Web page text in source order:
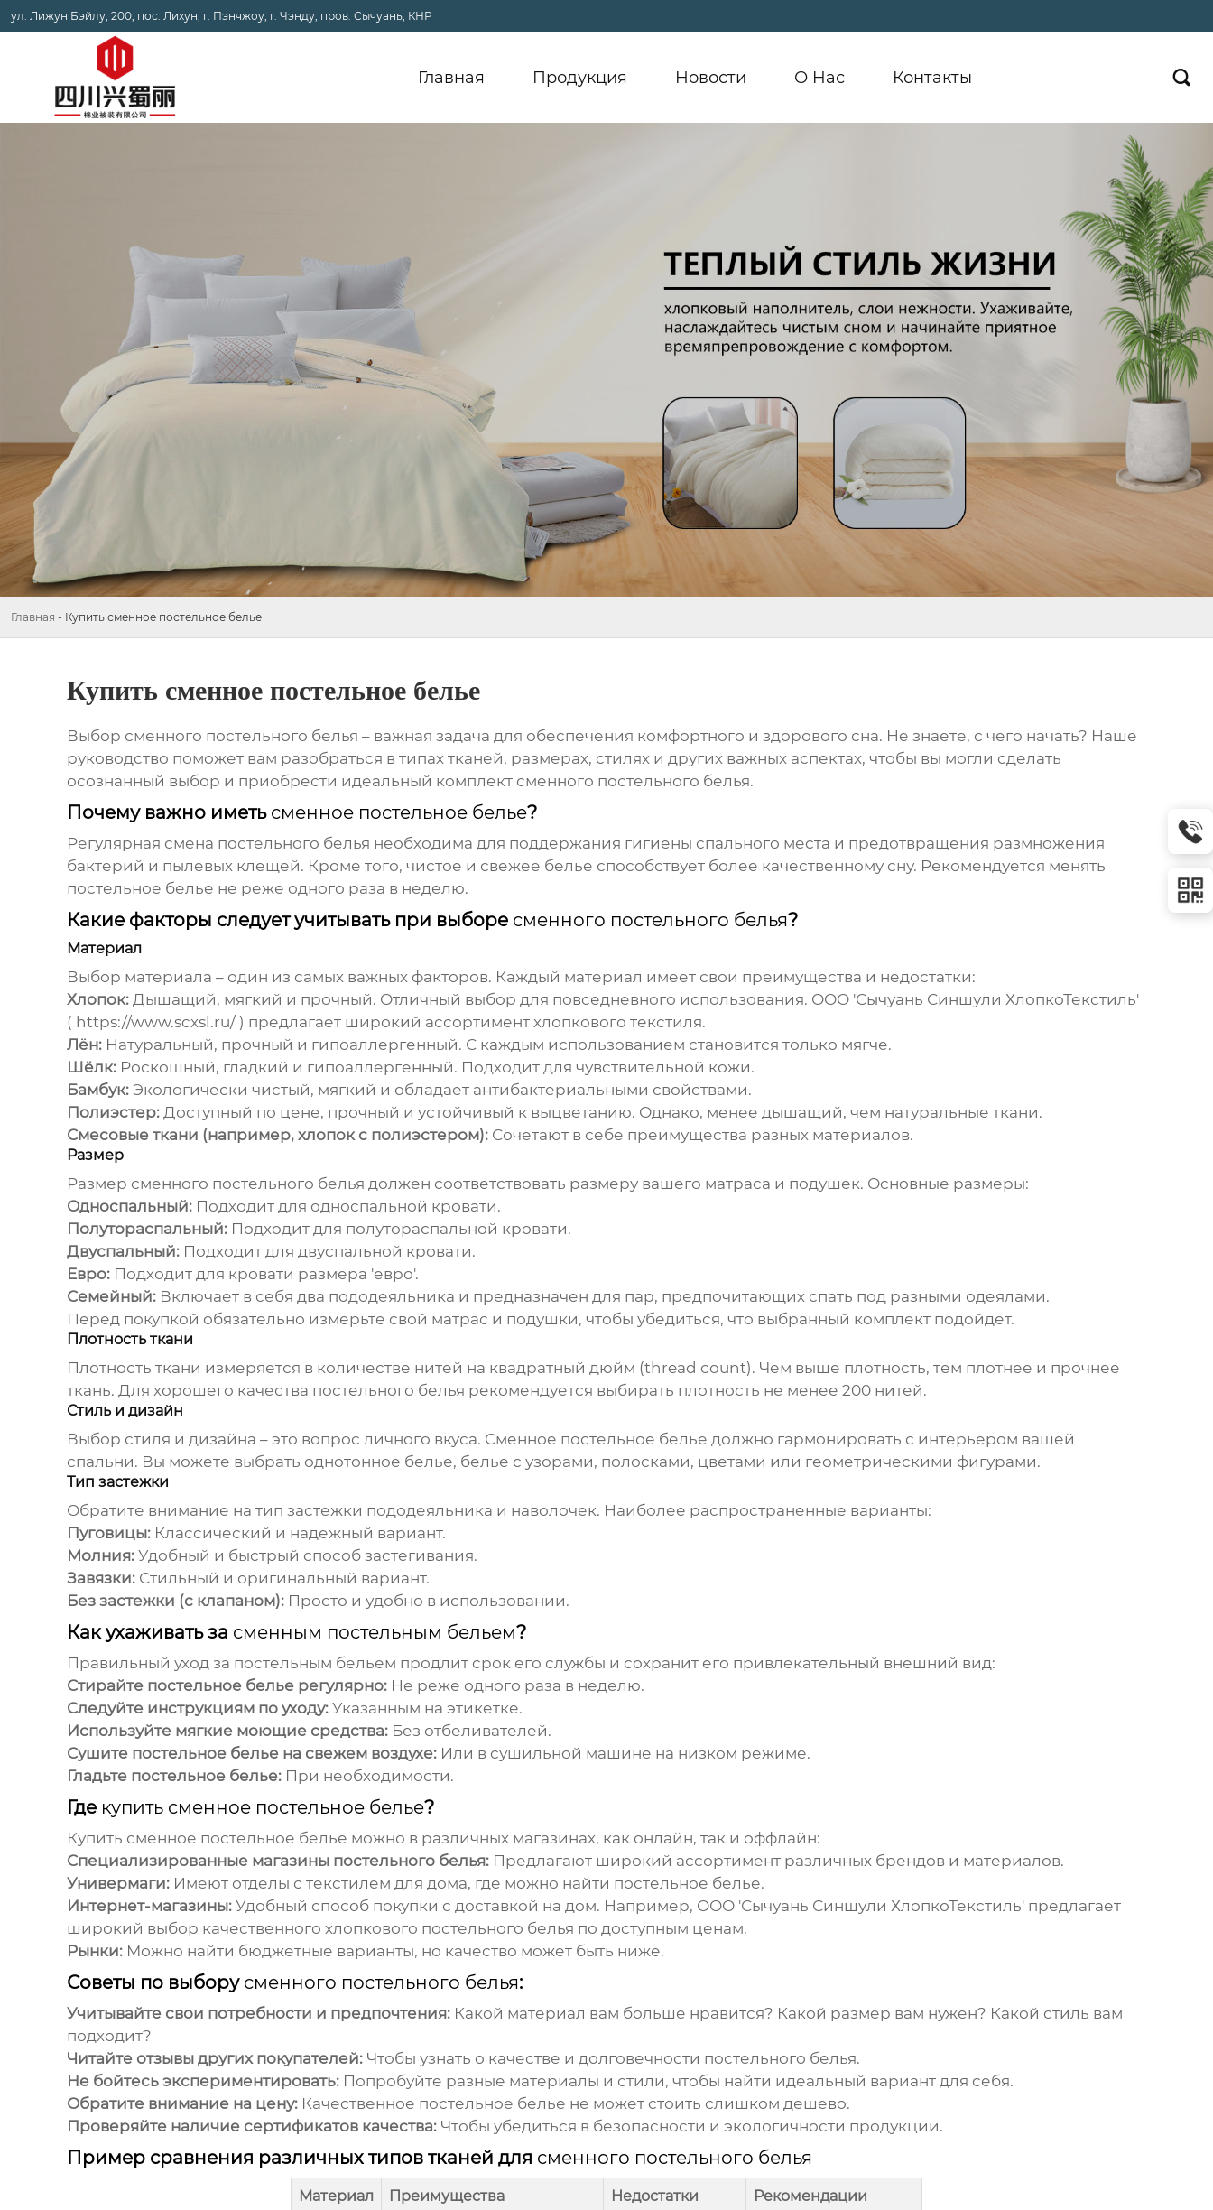
ул. Лижун Бэйлу, 200, пос. Лихун, г. Пэнчжоу, г. Чэнду, пров. Сычуань, КНР
Главная Продукция Новости О Hас Контакты 
Главная - Купить сменное постельное белье
Купить сменное постельное белье
Выбор сменного постельного белья – важная задача для обеспечения комфортного и здорового сна. Не знаете, с чего начать? Наше
руководство поможет вам разобраться в типах тканей, размерах, стилях и других важных аспектах, чтобы вы могли сделать
осознанный выбор и приобрести идеальный комплект сменного постельного белья.
Почему важно иметь сменное постельное белье?
Регулярная смена постельного белья необходима для поддержания гигиены спального места и предотвращения размножения
бактерий и пылевых клещей. Кроме того, чистое и свежее белье способствует более качественному сну. Рекомендуется менять
постельное белье не реже одного раза в неделю.
Какие факторы следует учитывать при выборе сменного постельного белья?
Материал
Выбор материала – один из самых важных факторов. Каждый материал имеет свои преимущества и недостатки:
Хлопок:Дышащий, мягкий и прочный. Отличный выбор для повседневного использования. ООО 'Сычуань Синшули ХлопкоТекстиль'
( https://www.scxsl.ru/) предлагает широкий ассортимент хлопкового текстиля.
Лён:Натуральный, прочный и гипоаллергенный. С каждым использованием становится только мягче.
Шёлк:Роскошный, гладкий и гипоаллергенный. Подходит для чувствительной кожи.
Бамбук:Экологически чистый, мягкий и обладает антибактериальными свойствами.
Полиэстер:Доступный по цене, прочный и устойчивый к выцветанию. Однако, менее дышащий, чем натуральные ткани.
Смесовые ткани (например, хлопок с полиэстером):Сочетают в себе преимущества разных материалов.
Размер
Размер сменного постельного белья должен соответствовать размеру вашего матраса и подушек. Основные размеры:
Односпальный:Подходит для односпальной кровати.
Полутораспальный:Подходит для полутораспальной кровати.
Двуспальный:Подходит для двуспальной кровати.
Евро:Подходит для кровати размера 'евро'.
Семейный:Включает в себя два пододеяльника и предназначен для пар, предпочитающих спать под разными одеялами.
Перед покупкой обязательно измерьте свой матрас и подушки, чтобы убедиться, что выбранный комплект подойдет.
Плотность ткани
Плотность ткани измеряется в количестве нитей на квадратный дюйм (thread count). Чем выше плотность, тем плотнее и прочнее
ткань. Для хорошего качества постельного белья рекомендуется выбирать плотность не менее 200 нитей.
Стиль и дизайн
Выбор стиля и дизайна – это вопрос личного вкуса. Сменное постельное белье должно гармонировать с интерьером вашей
спальни. Вы можете выбрать однотонное белье, белье с узорами, полосками, цветами или геометрическими фигурами.
Тип застежки
Обратите внимание на тип застежки пододеяльника и наволочек. Наиболее распространенные варианты:
Пуговицы:Классический и надежный вариант.
Молния:Удобный и быстрый способ застегивания.
Завязки:Стильный и оригинальный вариант.
Без застежки (с клапаном):Просто и удобно в использовании.
Как ухаживать за сменным постельным бельем?
Правильный уход за постельным бельем продлит срок его службы и сохранит его привлекательный внешний вид:
Стирайте постельное белье регулярно:Не реже одного раза в неделю.
Следуйте инструкциям по уходу:Указанным на этикетке.
Используйте мягкие моющие средства:Без отбеливателей.
Сушите постельное белье на свежем воздухе:Или в сушильной машине на низком режиме.
Гладьте постельное белье:При необходимости.
Где купить сменное постельное белье?
Купить сменное постельное белье можно в различных магазинах, как онлайн, так и оффлайн:
Специализированные магазины постельного белья:Предлагают широкий ассортимент различных брендов и материалов.
Универмаги:Имеют отделы с текстилем для дома, где можно найти постельное белье.
Интернет-магазины:Удобный способ покупки с доставкой на дом. Например, ООО 'Сычуань Синшули ХлопкоТекстиль' предлагает
широкий выбор качественного хлопкового постельного белья по доступным ценам.
Рынки:Можно найти бюджетные варианты, но качество может быть ниже.
Советы по выбору сменного постельного белья:
Учитывайте свои потребности и предпочтения:Какой материал вам больше нравится? Какой размер вам нужен? Какой стиль вам
подходит?
Читайте отзывы других покупателей:Чтобы узнать о качестве и долговечности постельного белья.
Не бойтесь экспериментировать:Попробуйте разные материалы и стили, чтобы найти идеальный вариант для себя.
Обратите внимание на цену:Качественное постельное белье не может стоить слишком дешево.
Проверяйте наличие сертификатов качества:Чтобы убедиться в безопасности и экологичности продукции.
Пример сравнения различных типов тканей для сменного постельного белья
Материал Преимущества Недостатки Рекомендации